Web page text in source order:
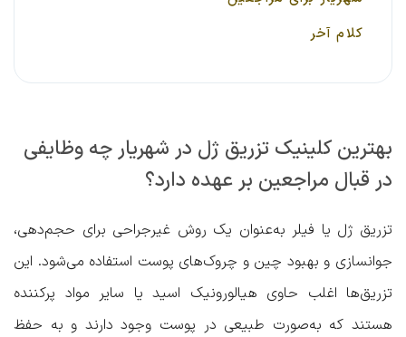
کلام آخر
بهترین کلینیک تزریق ژل در شهریار چه وظایفی
در قبال مراجعین بر عهده دارد؟
تزریق ژل یا فیلر به‌عنوان یک روش غیرجراحی برای حجم‌دهی،
جوانسازی و بهبود چین و چروک‌های پوست استفاده می‌شود. این
تزریق‌ها اغلب حاوی هیالورونیک اسید یا سایر مواد پرکننده
هستند که به‌صورت طبیعی در پوست وجود دارند و به حفظ